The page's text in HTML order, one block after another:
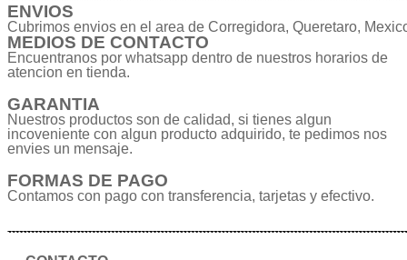
ENVIOS
Cubrimos envios en el area de Corregidora, Queretaro,
MEDIOS DE CONTACTO
Encuentranos por whatsapp dentro de nuestros horarios de
atencion en tienda.
GARANTIA
Nuestros productos son de calidad, si tienes algun
incoveniente con algun producto adquirido, te pedimos nos
envies un mensaje.
FORMAS DE PAGO
Contamos con pago con transferencia, tarjetas y efectivo.